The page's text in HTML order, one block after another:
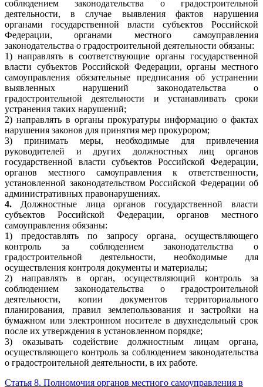
соблюдением законодательства о градостроительной
деятельности, в случае выявления фактов нарушения
органами государственной власти субъектов Российской
Федерации, органами местного самоуправления
законодательства о градостроительной деятельности обязаны:
1) направлять в соответствующие органы государственной
власти субъектов Российской Федерации, органы местного
самоуправления обязательные предписания об устранении
выявленных нарушений законодательства о
градостроительной деятельности и устанавливать сроки
устранения таких нарушений;
2) направлять в органы прокуратуры информацию о фактах
нарушения законов для принятия мер прокурором;
3) принимать меры, необходимые для привлечения
руководителей и других должностных лиц органов
государственной власти субъектов Российской Федерации,
органов местного самоуправления к ответственности,
установленной законодательством Российской Федерации об
административных правонарушениях.
4. Должностные лица органов государственной власти
субъектов Российской Федерации, органов местного
самоуправления обязаны:
1) предоставлять по запросу органа, осуществляющего
контроль за соблюдением законодательства о
градостроительной деятельности, необходимые для
осуществления контроля документы и материалы;
2) направлять в орган, осуществляющий контроль за
соблюдением законодательства о градостроительной
деятельности, копии документов территориального
планирования, правил землепользования и застройки на
бумажном или электронном носителе в двухнедельный срок
после их утверждения в установленном порядке;
3) оказывать содействие должностным лицам органа,
осуществляющего контроль за соблюдением законодательства
о градостроительной деятельности, в их работе.
Статья 8. Полномочия органов местного самоуправления в